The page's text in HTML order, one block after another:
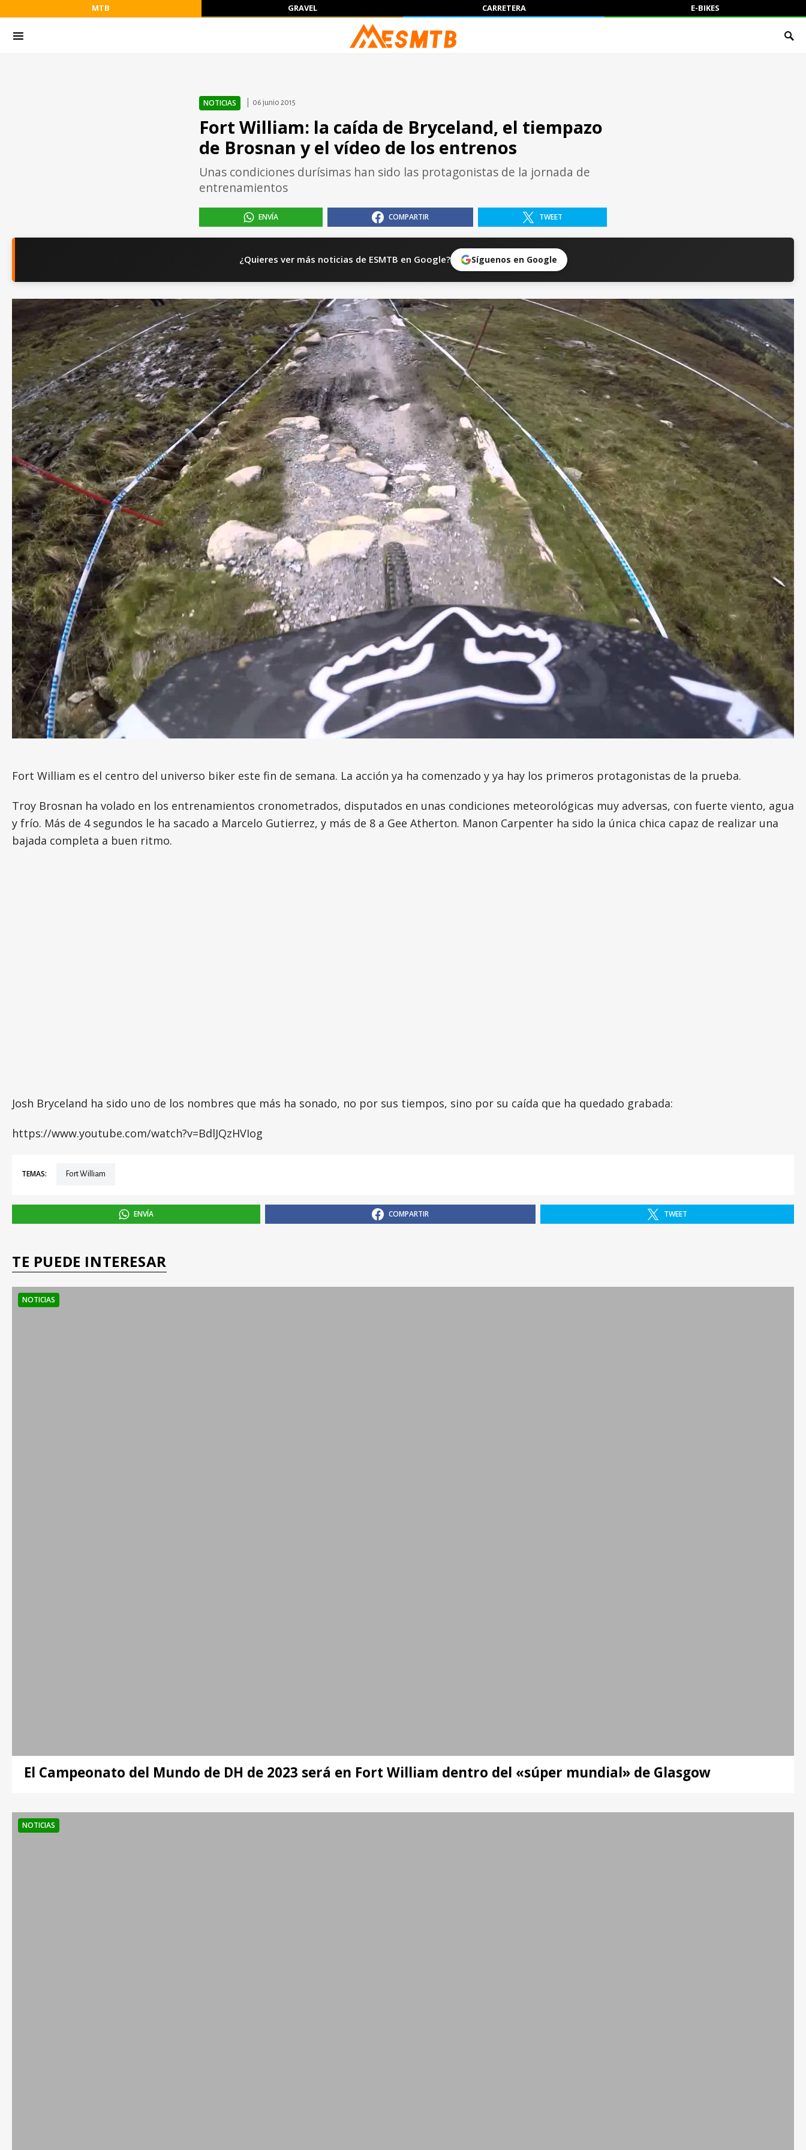
MTB GRAVEL CARRETERA E-BIKES
NOTICIAS 06 junio 2015
Fort William: la caída de Bryceland, el tiempazo
de Brosnan y el vídeo de los entrenos
Unas condiciones durísimas han sido las protagonistas de la jornada de
entrenamientos
ENVÍA COMPARTIR TWEET
¿Quieres ver más noticias de ESMTB en Google? Síguenos en Google
Fort William es el centro del universo biker este fin de semana. La acción ya ha comenzado y ya hay los primeros protagonistas de la prueba.
Troy Brosnan ha volado en los entrenamientos cronometrados, disputados en unas condiciones meteorológicas muy adversas, con fuerte viento, agua
y frío. Más de 4 segundos le ha sacado a Marcelo Gutierrez, y más de 8 a Gee Atherton. Manon Carpenter ha sido la única chica capaz de realizar una
bajada completa a buen ritmo.
Josh Bryceland ha sido uno de los nombres que más ha sonado, no por sus tiempos, sino por su caída que ha quedado grabada:
https://www.youtube.com/watch?v=BdlJQzHVIog
TEMAS: Fort William
ENVÍA COMPARTIR TWEET
TE PUEDE INTERESAR
NOTICIAS
El Campeonato del Mundo de DH de 2023 será en Fort William dentro del «súper mundial» de Glasgow
NOTICIAS